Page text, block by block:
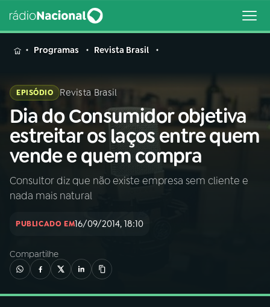
MENU
Buscar
na
Rádio
Nacional
Buscar
AO VIVO
INÍCIO
02A RÁDIO
03PROGRAMAÇÃO
Programas Revista Brasil
EPISÓDIO Revista Brasil
Dia do Consumidor objetiva
estreitar os laços entre quem
vende e quem compra
Consultor diz que não existe empresa sem cliente e
nada mais natural
PUBLICADO EM16/09/2014, 18:10
Compartilhe